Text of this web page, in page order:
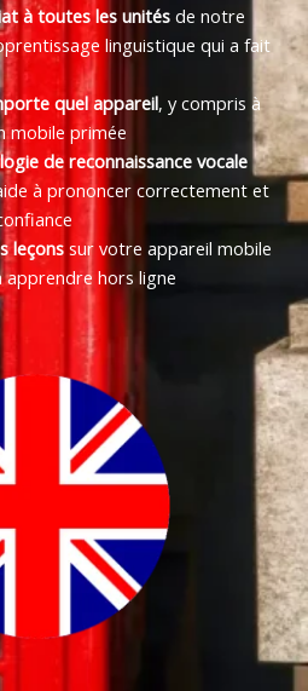
à toutes les unitésde notre
linguistique qui a fait
quel appareil, y compris à
mobile primée
de reconnaissance vocale
à prononcer correctement et
leçonssur votre appareil mobile
hors ligne